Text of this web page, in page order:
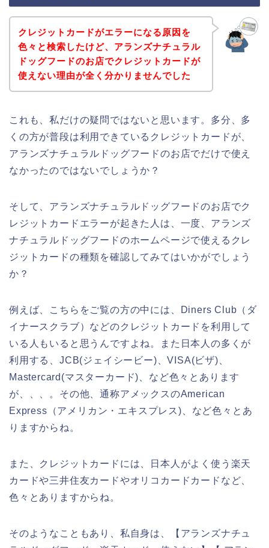
クレジットカードがエラーになる原因を
色々と検索したけど、アランズナチュラル
ドッグフードのお店でクレジットカードが
使えない理由が全く分かりませんでした
これも、私だけの疑問ではないと思います。多分、多
くの方が普段は利用できているクレジットカードが、
アランズナチュラルドッグフードのお店でだけで使え
なかったのではないでしょうか？
そして、アランズナチュラルドッグフードのお店でク
レジットカードエラーが起きた人は、一度、アランズ
ナチュラルドッグフードのホームページで使えるクレ
ジットカードの種類を確認してみてはいかがでしょう
か？
例えば、こちらをご覧の方の中には、Diners Club（ダ
イナースクラブ）などのクレジットカードを利用して
いる人もいると思うんですよね。また日本人の多くが
利用する、JCB(ジェイシービー)、VISA(ビザ)、
Mastercard(マスターカード)、など色々とあります
が、、、。その他、通称アメックスのAmerican
Express（アメリカン・エキスプレス)、など色々とあ
りますからね。
また、クレジットカードには、日本人がよく使う楽天
カードや三井住友カードやオリコカードカードなど、
色々とありますからね。
そのようなこともあり、私自身は、【アランズナチュ